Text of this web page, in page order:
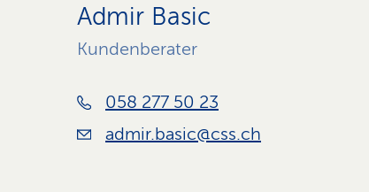
Admir Basic
Kundenberater
058 277 50 23
admir.basic@css.ch